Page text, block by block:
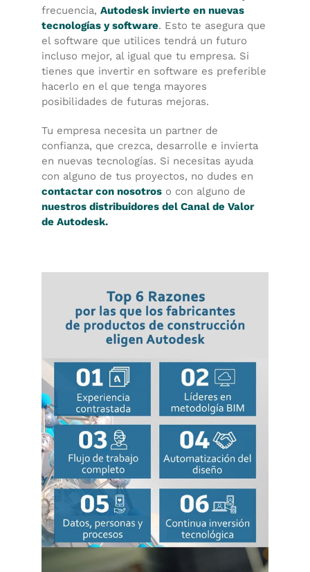
frecuencia, Autodesk invierte en nuevas
tecnologías y software. Esto te asegura que
el software que utilices tendrá un futuro
incluso mejor, al igual que tu empresa. Si
tienes que invertir en software es preferible
hacerlo en el que tenga mayores
posibilidades de futuras mejoras.
Tu empresa necesita un partner de
confianza, que crezca, desarrolle e invierta
en nuevas tecnologías. Si necesitas ayuda
con alguno de tus proyectos, no dudes en
contactar con nosotros o con alguno de
nuestros distribuidores del Canal de Valor
de Autodesk.